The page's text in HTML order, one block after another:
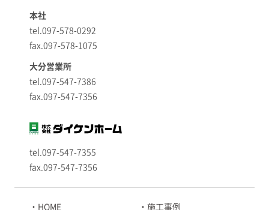
本社
tel.097-578-0292
fax.097-578-1075
大分営業所
tel.097-547-7386
fax.097-547-7356
tel.097-547-7355
fax.097-547-7356
HOME 施工事例